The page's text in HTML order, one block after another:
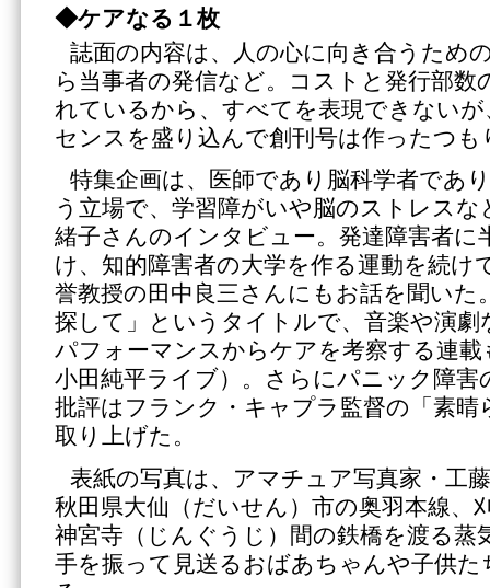
◆ケアなる１枚
誌面の内容は、人の心に向き合うため
ら当事者の発信など。コストと発行部数
れているから、すべてを表現できない
センスを盛り込んで創刊号は作ったつも
特集企画は、医師であり脳科学者であ
う立場で、学習障がいや脳のストレスな
緒子さんのインタビュー。発達障害者に
け、知的障害者の大学を作る運動を続け
誉教授の田中良三さんにもお話を聞いた
探して」というタイトルで、音楽や演劇
パフォーマンスからケアを考察する連
小田純平ライブ）。さらにパニック障害
批評はフランク・キャプラ監督の「素晴
取り上げた。
表紙の写真は、アマチュア写真家・工
秋田県大仙（だいせん）市の奥羽本線、
神宮寺（じんぐうじ）間の鉄橋を渡る蒸
手を振って見送るおばあちゃんや子供